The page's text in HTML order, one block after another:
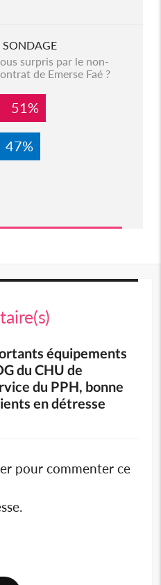
SONDAGE
surpris par le non-
de Emerse Faé ?
51%
47%
équipements
du CHU de
du PPH, bonne
en détresse
pour commenter ce